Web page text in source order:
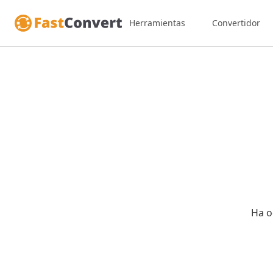
Herramientas Convertidor
Ha